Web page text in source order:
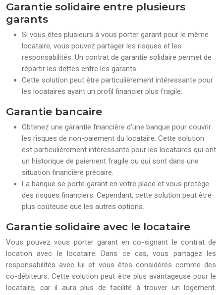
Garantie solidaire entre plusieurs
garants
Si vous êtes plusieurs à vous porter garant pour le même
locataire, vous pouvez partager les risques et les
responsabilités. Un contrat de garantie solidaire permet de
répartir les dettes entre les garants.
Cette solution peut être particulièrement intéressante pour
les locataires ayant un profil financier plus fragile.
Garantie bancaire
Obtenez une garantie financière d’une banque pour couvrir
les risques de non-paiement du locataire. Cette solution
est particulièrement intéressante pour les locataires qui ont
un historique de paiement fragile ou qui sont dans une
situation financière précaire.
La banque se porte garant en votre place et vous protège
des risques financiers. Cependant, cette solution peut être
plus coûteuse que les autres options.
Garantie solidaire avec le locataire
Vous pouvez vous porter garant en co-signant le contrat de
location avec le locataire. Dans ce cas, vous partagez les
responsabilités avec lui et vous êtes considérés comme des
co-débiteurs. Cette solution peut être plus avantageuse pour le
locataire, car il aura plus de facilité à trouver un logement.